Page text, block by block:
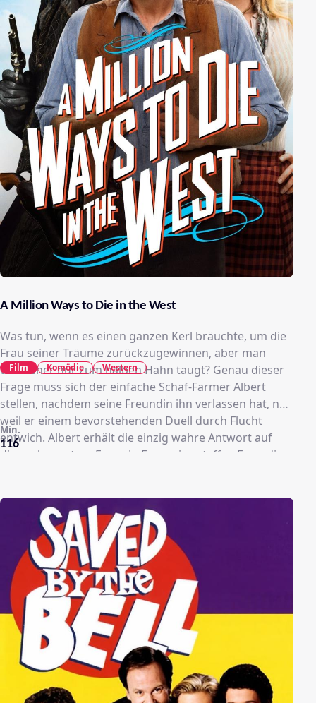
A Million Ways to Die in the West
Was tun, wenn es einen ganzen Kerl bräuchte, um die
Frau seiner Träume zurückzugewinnen, aber man
doch eher nur zum halben Hahn taugt? Genau dieser
Frage muss sich der einfache Schaf-Farmer Albert
stellen, nachdem seine Freundin ihn verlassen hat, nur
weil er einem bevorstehenden Duell durch Flucht
entwich. Albert erhält die einzig wahre Antwort auf
diese elementare Frage in Form einer taffen Frau, die
kennt sie sich darin bestens aus. Nachdem dieser
jedoch hinter den Deal gekommen ist, ist es an Albert
zu zeigen, was er an Lektionen bereits gelernt hat.
Und die erste ist ganz klar: Es gibt eine Millionen Wege
im Wilden Westen zu sterben!
116
Min.
Film Komödie Western